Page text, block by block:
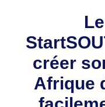
créer
Afrique